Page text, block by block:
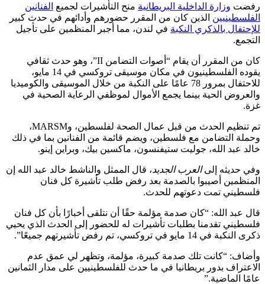
رفضت وزارة الداخلية البريطانية منح التأشيرات لجميع الفنانين
الفلسطينيين الذين كان من المقرر حضورهم وأدائهم في حدث كبير
للإحتفال بالذكري النكبة في لندن، مما أجبر المنظمين على تأجيل
التجمع.
كان من المقرر أن يقام “أصوات التضامن II”، وهو حدث ثقافي
يقوده الفلسطينيون في مكان موسيقى تروكسي في 14 مايو،
للاحتفال بمرور 78 عامًا على النكبة من خلال الموسيقى والكوميديا
والعروض الحية بينما يجمع الأموال لموظفي الرعاية الصحية في
غزة.
تم تنظيم الحدث من قبل عمال الصحة لفلسطين، وMARSM،
وحملة التضامن مع فلسطين، ويضم قائمة من الفنانين بما في ذلك
خالد عبد الله، جوليت ستيفنسون، ماكسين بيك، وبراين إينو.
وفي حديثه إلىالعرب الجديد، قال الممثل والناشط خالد عبد الله إن
المنظمين أصيبوا بالصدمة بعد رفض طلب تأشيرة كل فنان
فلسطيني تمت دعوتهم للحدث.
قال عبد الله: “كان صدمة مؤلمة حقًا أن نتلقى أخبارًا بأن كل فنان
فلسطيني تقدمنا بطلبات تأشيرات له للحضور إلى الحدث الذي يحيي
ذكرى النكبة في 14 مايو في تروكسي، تم رفض تأشيرتهم جميعًا”.
وأضاف: “كانت تلك صدمة كبيرة، مؤلمة، وتظهر لي عمق عدم
الاعتراف بدور بريطانيا في ما حدث للفلسطينيين على مدار الثمانين
عامًا الماضية.”